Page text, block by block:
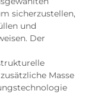
sicherzustellen,
und
Der
Masse